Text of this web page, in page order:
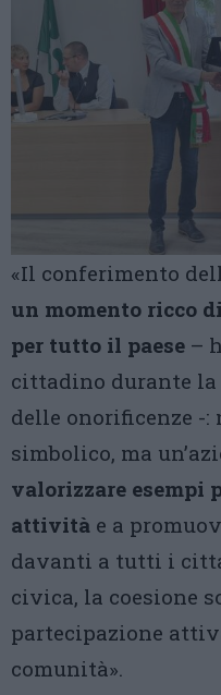
«Il conferimento
un momento ricco
per tutto il paese –
cittadino durante la
delle onorificenze -:
simbolico, ma
valorizzare
attività e a
davanti a tutti i
civica, la coesione
partecipazione
comunità».